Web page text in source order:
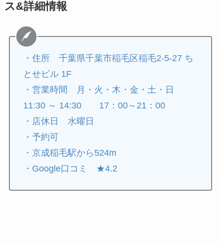
ス&詳細情報
・住所 千葉県千葉市稲毛区稲毛2-5-27 ち
とせビル 1F
・営業時間 月・火・木・金・土・日
11:30 ～ 14:30 17：00～21：00
・店休日 水曜日
・予約可
・京成稲毛駅から524m
・Google口コミ ★4.2